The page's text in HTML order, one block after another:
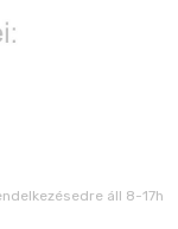
áll 8-17h